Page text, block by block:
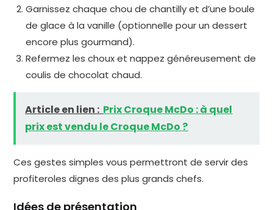
Garnissez chaque chou de chantilly et d’une boule
de glace à la vanille (optionnelle pour un dessert
encore plus gourmand).
Refermez les choux et nappez généreusement de
coulis de chocolat chaud.
Article en lien : Prix Croque McDo : à quel
prix est vendu le Croque McDo ?
Ces gestes simples vous permettront de servir des
profiteroles dignes des plus grands chefs.
Idées de présentation